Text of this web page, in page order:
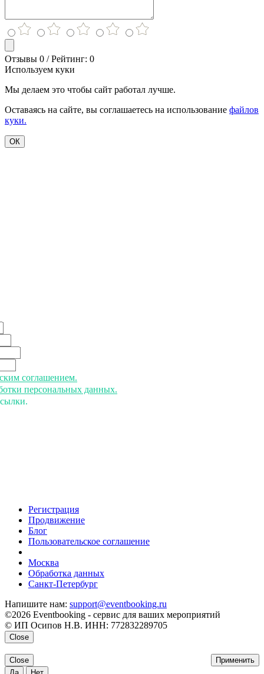
Отзывы 0 / Рейтинг: 0
Используем куки
Мы делаем это чтобы сайт работал лучше.
Оставаясь на сайте, вы соглашаетесь на использование файлов
куки.
ОК
соглашением.
персональных данных.
Регистрация
Продвижение
Блог
Пользовательское соглашение
Москва
Обработка данных
Санкт-Петербург
Напишите нам: support@eventbooking.ru
©2026 Eventbooking - сервис для ваших мероприятий
© ИП Осипов Н.В. ИНН: 772832289705
Close
Применить
Close